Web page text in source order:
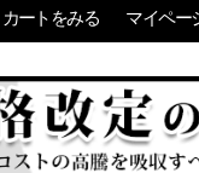
カートをみる マイペー